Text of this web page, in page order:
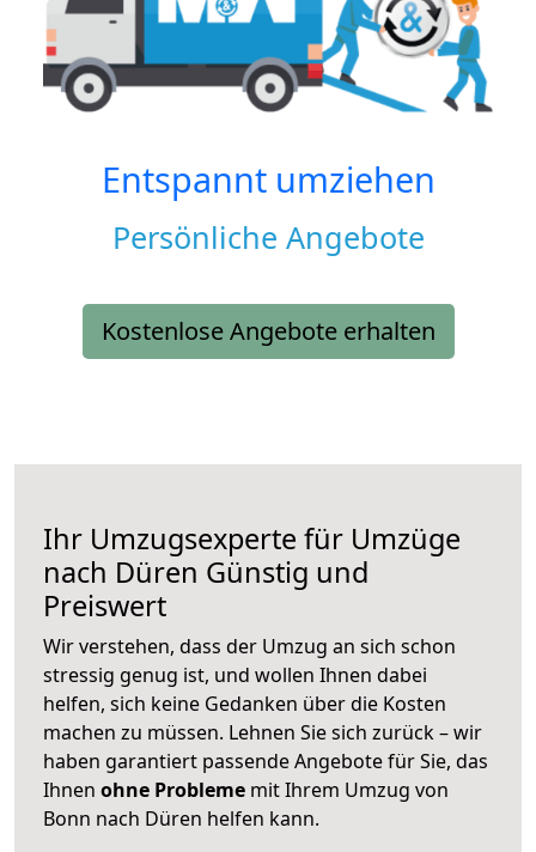
Entspannt umziehen
Persönliche Angebote
Kostenlose Angebote erhalten
Ihr Umzugsexperte für Umzüge
nach Düren Günstig und
Preiswert
Wir verstehen, dass der Umzug an sich schon
stressig genug ist, und wollen Ihnen dabei
helfen, sich keine Gedanken über die Kosten
machen zu müssen. Lehnen Sie sich zurück – wir
haben garantiert passende Angebote für Sie, das
Ihnen ohne Probleme mit Ihrem Umzug von
Bonn nach Düren helfen kann.